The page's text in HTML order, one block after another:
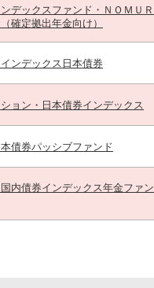
デックスファンド・ＮＯＭＵＲ
確定拠出年金向け）
ンデックス日本債券
ョン・日本債券インデックス
債券パッシブファンド
内債券インデックス年金ファン